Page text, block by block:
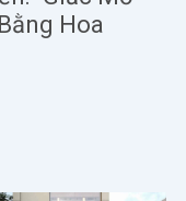
Hoa